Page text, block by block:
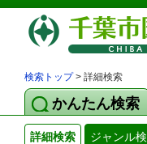
検索トップ> 詳細検索
かんたん検索
詳細検索 ジャンル